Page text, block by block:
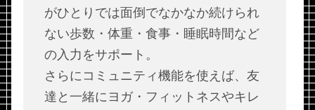
がひとりでは面倒でなかなか続けられ
ない歩数・体重・食事・睡眠時間など
の入力をサポート。
さらにコミュニティ機能を使えば、友
達と一緒にヨガ・フィットネスやキレ